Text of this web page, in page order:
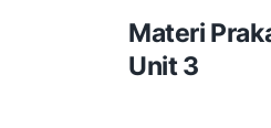
Materi
Unit 3